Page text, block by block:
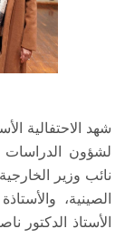
شهد الاحتفالية
لشؤون الدراسات
نائب وزير
الصينية،
الأستاذ الدكتور